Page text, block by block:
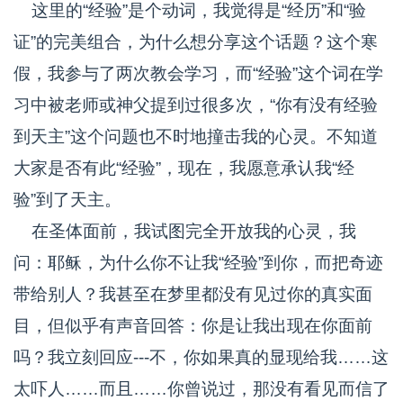
这里的“经验”是个动词，我觉得是“经历”和“验
证”的完美组合，为什么想分享这个话题？这个寒
假，我参与了两次教会学习，而“经验”这个词在学
习中被老师或神父提到过很多次，“你有没有经验
到天主”这个问题也不时地撞击我的心灵。不知道
大家是否有此“经验”，现在，我愿意承认我“经
验”到了天主。
在圣体面前，我试图完全开放我的心灵，我
问：耶稣，为什么你不让我“经验”到你，而把奇迹
带给别人？我甚至在梦里都没有见过你的真实面
目，但似乎有声音回答：你是让我出现在你面前
吗？我立刻回应---不，你如果真的显现给我……这
太吓人……而且……你曾说过，那没有看见而信了